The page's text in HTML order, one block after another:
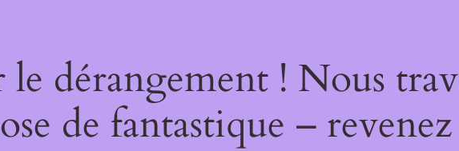
dérangement ! Nous
de fantastique –